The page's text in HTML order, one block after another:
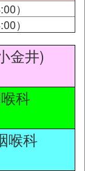
）
）
金井)
科
喉科